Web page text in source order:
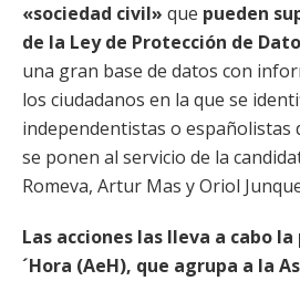
«sociedad civil» que pueden
de la Ley de Protección de
una gran base de datos con
los ciudadanos en la que se
independentistas o españolistas
se ponen al servicio de la
Romeva, Artur Mas y Oriol
Las acciones las lleva a cabo
´Hora (AeH), que agrupa a la